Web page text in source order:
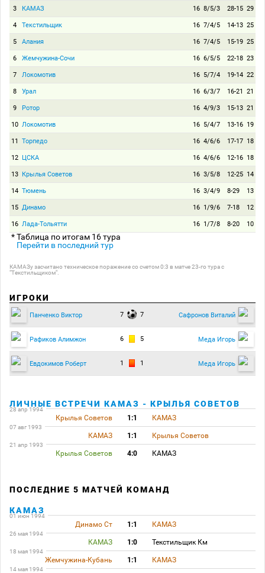
3 КАМАЗ 16 8/5/3 28-15 29
4 Текстильщик 16 7/4/5 14-13 25
5 Алания 16 7/4/5 15-19 25
6 Жемчужина-Сочи 16 6/5/5 22-18 23
7 Локомотив 16 5/7/4 19-14 22
8 Урал 16 6/3/7 16-21 21
9 Ротор 16 4/9/3 15-13 21
10 Локомотив 16 5/4/7 13-16 19
11 Торпедо 16 4/6/6 17-17 18
12 ЦСКА 16 4/6/6 12-16 18
13 Крылья Советов 16 3/5/8 12-25 14
14 Тюмень 16 3/4/9 8-29 13
15 Динамо 16 1/9/6 7-18 12
16 Лада-Тольятти 16 1/7/8 8-20 10
* Таблица по итогам 16 тура
Перейти в последний тур
КАМАЗу засчитано техническое поражение со счетом 0:3 в матче 23-го тура с
"Текстильщиком".
ИГРОКИ
Панченко Виктор 7 7 Сафронов Виталий
Рафиков Алимжон 6 5 Меда Игорь
Евдокимов Роберт 1 1 Меда Игорь
ЛИЧНЫЕ ВСТРЕЧИ КАМАЗ - КРЫЛЬЯ СОВЕТОВ
28 апр 1994
Крылья Советов 1:1 КАМАЗ
07 авг 1993
КАМАЗ 1:1 Крылья Советов
21 апр 1993
Крылья Советов 4:0 КАМАЗ
ПОСЛЕДНИЕ 5 МАТЧЕЙ КОМАНД
КАМАЗ
01 июн 1994
Динамо Ст 1:1 КАМАЗ
26 мая 1994
КАМАЗ 1:0 Текстильщик Км
18 мая 1994
Жемчужина-Кубань 1:1 КАМАЗ
14 мая 1994